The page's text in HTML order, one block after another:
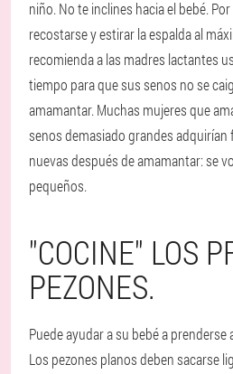
niño. No te inclines hacia el bebé.
recostarse y estirar la espalda al
recomienda a las madres lactantes
tiempo para que sus senos no se
amamantar. Muchas mujeres que
senos demasiado grandes
nuevas después de amamantar: se
pequeños.
"COCINE" LOS
PEZONES.
Puede ayudar a su bebé a
Los pezones planos deben sacarse